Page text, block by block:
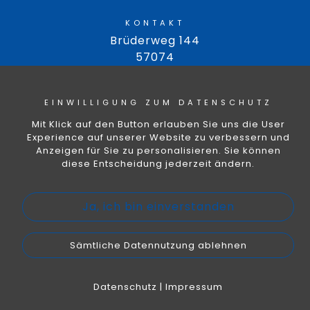
KONTAKT
Brüderweg 144
57074
Email: info@cityglaserei.de
Impressum|Datenschutz
EINWILLIGUNG ZUM DATENSCHUTZ
Mit Klick auf den Button erlauben Sie uns die User
Experience auf unserer Website zu verbessern und
Anzeigen für Sie zu personalisieren. Sie können
diese Entscheidung jederzeit ändern.
Ja, ich bin einverstanden
Sämtliche Datennutzung ablehnen
Datenschutz | Impressum